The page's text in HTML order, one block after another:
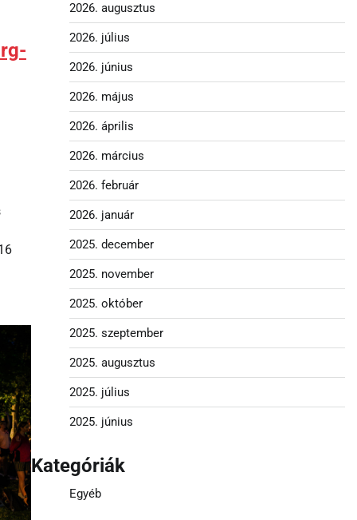
2026. augusztus
2026. július
2026. június
2026. május
2026. április
2026. március
2026. február
2026. január
2025. december
2025. november
2025. október
2025. szeptember
2025. augusztus
2025. július
2025. június
Kategóriák
Egyéb